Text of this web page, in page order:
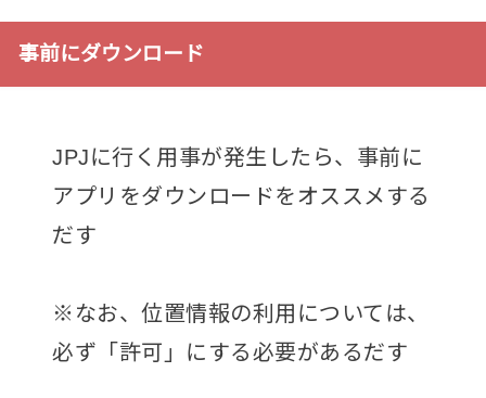
事前にダウンロード
JPJに行く用事が発生したら、事前に
アプリをダウンロードをオススメする
だす
※なお、位置情報の利用については、
必ず「許可」にする必要があるだす